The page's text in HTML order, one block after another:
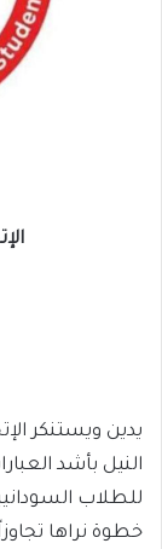
يدين ويستنكر
النيل بأشد
للطلاب
خطوة نراها